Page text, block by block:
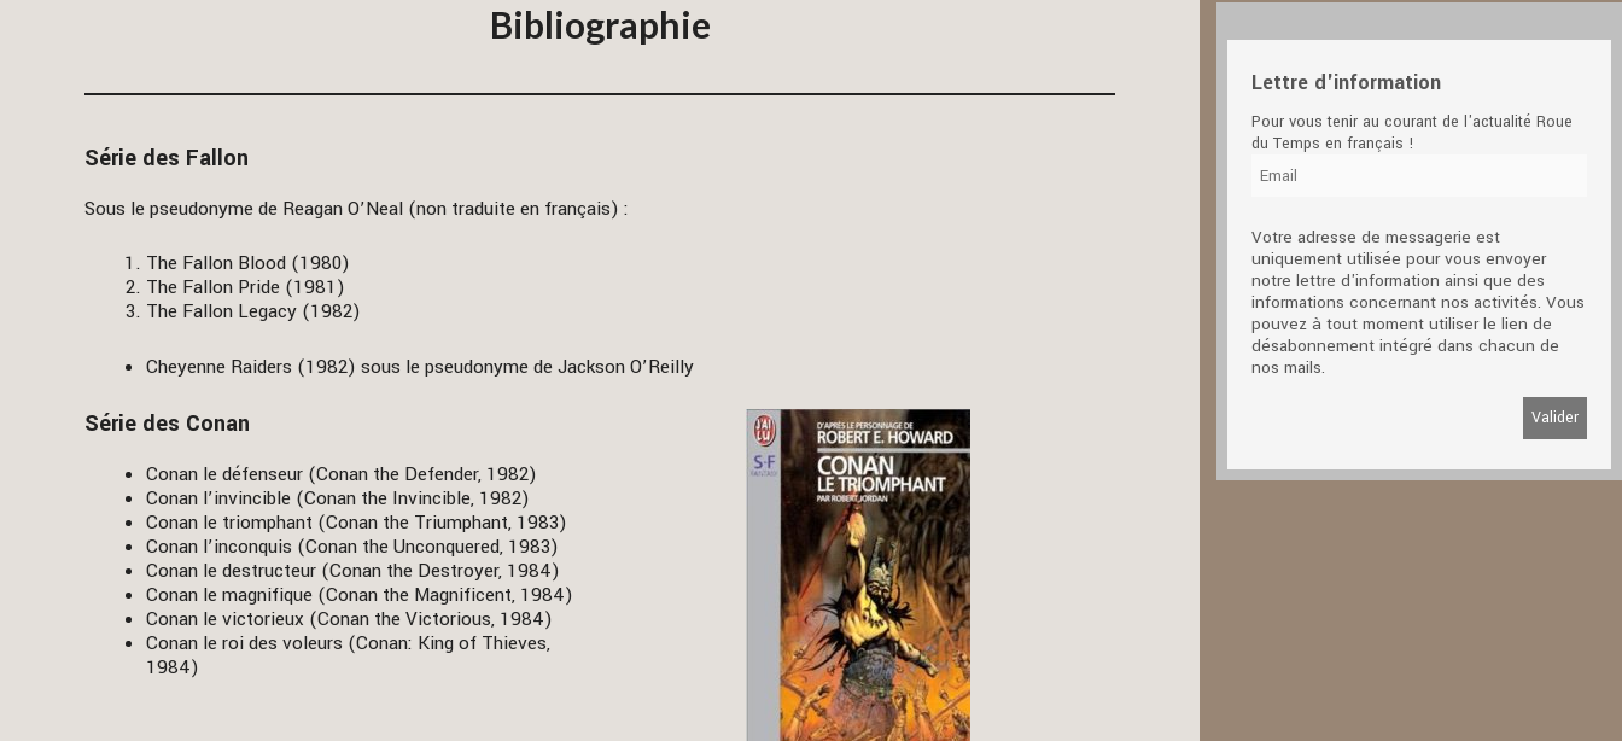
Bibliographie
Série des Fallon
Sous le pseudonyme de Reagan O’Neal (non traduite en français) :
The Fallon Blood (1980)
The Fallon Pride (1981)
The Fallon Legacy (1982)
Cheyenne Raiders (1982) sous le pseudonyme de Jackson O’Reilly
Série des Conan
Conan le défenseur (Conan the Defender, 1982)
Conan l’invincible (Conan the Invincible, 1982)
Conan le triomphant (Conan the Triumphant, 1983)
Conan l’inconquis (Conan the Unconquered, 1983)
Conan le destructeur (Conan the Destroyer, 1984)
Conan le magnifique (Conan the Magnificent, 1984)
Conan le victorieux (Conan the Victorious, 1984)
Conan le roi des voleurs (Conan: King of Thieves,
1984)
Lettre d'information
Pour vous tenir au courant de l'actualité Roue
du Temps en français !
Votre adresse de messagerie est
uniquement utilisée pour vous envoyer
notre lettre d'information ainsi que des
informations concernant nos activités. Vous
pouvez à tout moment utiliser le lien de
désabonnement intégré dans chacun de
nos mails.